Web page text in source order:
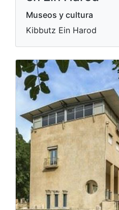
Museos y cultura
Kibbutz Ein Harod